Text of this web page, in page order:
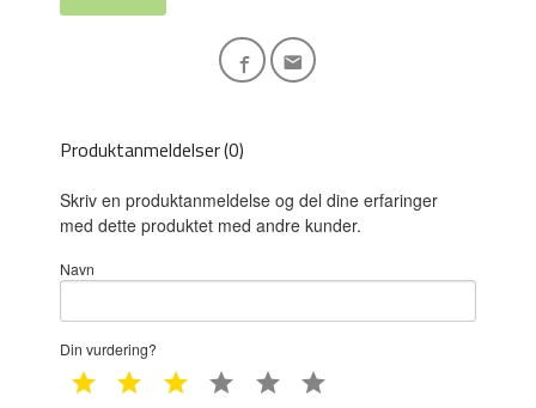
Produktanmeldelser (0)
Skriv en produktanmeldelse og del dine erfaringer
med dette produktet med andre kunder.
Navn
Din vurdering?
1 star 2 star 3 star 4 star 5 star